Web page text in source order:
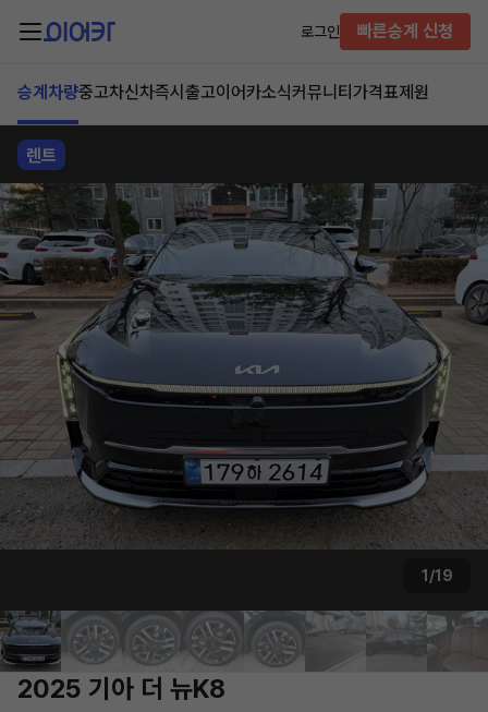
로그인 빠른승계 신청
승계차량중고차신차즉시출고이어카소식커뮤니티 가격표제원
렌트
1/19
2025 기아 더 뉴K8